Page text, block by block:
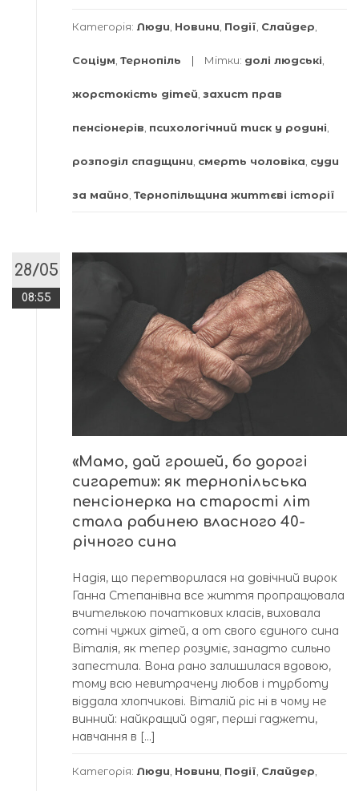
Категорія: Люди Новини Події Слайдер
Соціум Тернопіль Мітки: долі людські
жорстокість дітей захист прав
пенсіонерів психологічний тиск у родині
розподіл спадщини смерть чоловіка суди
за майно Тернопільщина життєві історії
28/05
08:55
«Мамо, дай грошей, бо дорогі
сигарети»: як тернопільська
пенсіонерка на старості літ
стала рабинею власного 40-
річного сина
Надія, що перетворилася на довічний вирок
Ганна Степанівна все життя пропрацювала
вчителькою початкових класів, виховала
сотні чужих дітей, а от свого єдиного сина
Віталія, як тепер розуміє, занадто сильно
запестила. Вона рано залишилася вдовою,
тому всю невитрачену любов і турботу
віддала хлопчикові. Віталій ріс ні в чому не
винний: найкращий одяг, перші гаджети,
навчання в […]
Категорія: Люди Новини Події Слайдер